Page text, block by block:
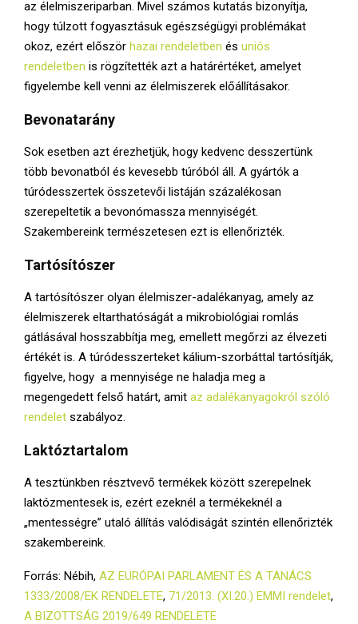
az élelmiszeriparban. Mivel számos kutatás bizonyítja,
hogy túlzott fogyasztásuk egészségügyi problémákat
okoz, ezért először hazai rendeletben és uniós
rendeletben is rögzítették azt a határértéket, amelyet
figyelembe kell venni az élelmiszerek előállításakor.
Bevonatarány
Sok esetben azt érezhetjük, hogy kedvenc desszertünk
több bevonatból és kevesebb túróból áll. A gyártók a
túródesszertek összetevői listáján százalékosan
szerepeltetik a bevonómassza mennyiségét.
Szakembereink természetesen ezt is ellenőrizték.
Tartósítószer
A tartósítószer olyan élelmiszer-adalékanyag, amely az
élelmiszerek eltarthatóságát a mikrobiológiai romlás
gátlásával hosszabbítja meg, emellett megőrzi az élvezeti
értékét is. A túródesszerteket kálium-szorbáttal tartósítják,
figyelve, hogy a mennyisége ne haladja meg a
megengedett felső határt, amit az adalékanyagokról szóló
rendelet szabályoz.
Laktóztartalom
A tesztünkben résztvevő termékek között szerepelnek
laktózmentesek is, ezért ezeknél a termékeknél a
„mentességre” utaló állítás valódiságát szintén ellenőrizték
szakembereink.
Forrás: Nébih, AZ EURÓPAI PARLAMENT ÉS A TANÁCS
1333/2008/EK RENDELETE, 71/2013. (XI.20.) EMMI rendelet,
A BIZOTTSÁG 2019/649 RENDELETE